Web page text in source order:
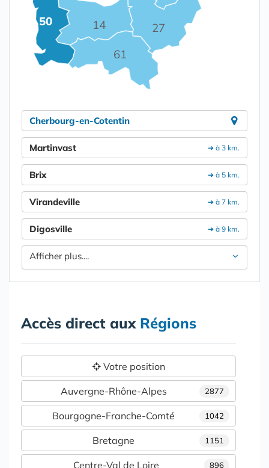
14 27
50
61
Cherbourg-en-Cotentin
➔ à 3 km.
Martinvast
➔ à 5 km.
Brix
➔ à 7 km.
Virandeville
➔ à 9 km.
Digosville
Afficher plus....
Accès direct aux Régions
Votre position
2877
Auvergne-Rhône-Alpes
1042
Bourgogne-Franche-Comté
1151
Bretagne
896
Centre-Val de Loire